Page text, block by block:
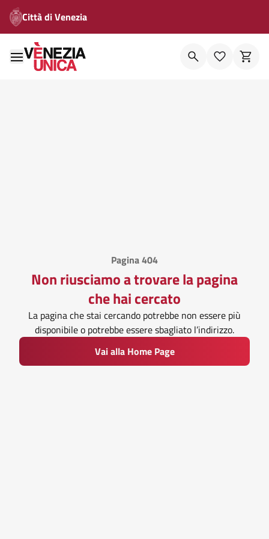
Città di Venezia
Pagina 404
Non riusciamo a trovare la pagina
che hai cercato
La pagina che stai cercando potrebbe non essere più
disponibile o potrebbe essere sbagliato l’indirizzo.
Vai alla Home Page